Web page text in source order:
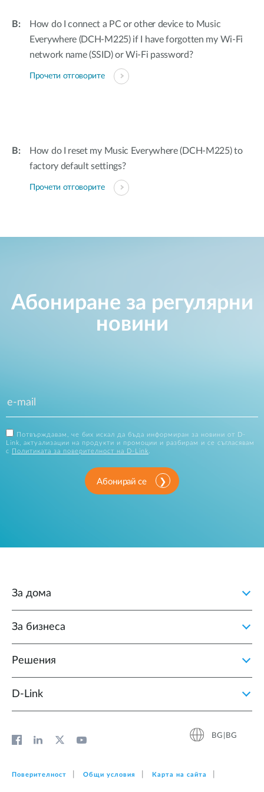
How do I connect a PC or other device to Music
Everywhere (DCH-M225) if I have forgotten my Wi-Fi
network name (SSID) or Wi-Fi password?
Прочети отговорите
How do I reset my Music Everywhere (DCH-M225) to
factory default settings?
Прочети отговорите
Абониране за регулярни
новини
Потвърждавам, че бих искал да бъда информиран за новини от D-
Link, актуализации на продукти и промоции и разбирам и се съгласявам
с
Политиката за поверителност на D-Link
Абонирай се
За дома
За бизнеса
Решения
D‑Link
BG|BG
Поверителност Общи условия Карта на сайта